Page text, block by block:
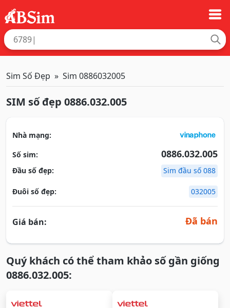
Sim Số Đẹp Sim 0886032005
SIM số đẹp 0886.032.005
Nhà mạng:
Số sim:
0886.032.005
Đầu số đẹp: Sim đầu số 088
Đuôi số đẹp: 032005
Giá bán: Đã bán
Quý khách có thể tham khảo số gần giống
0886.032.005: